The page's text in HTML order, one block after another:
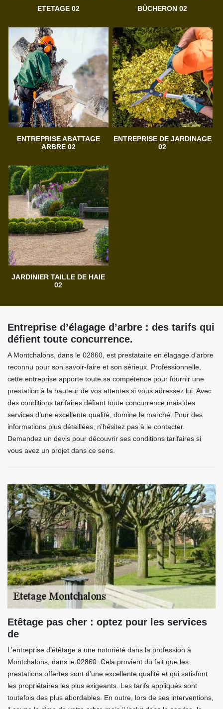
ETETAGE 02 BÛCHERON 02
ENTREPRISE ABATTAGE
ARBRE 02
ENTREPRISE DE JARDINAGE
02
JARDINIER TAILLE DE HAIE
02
Entreprise d’élagage d’arbre : des tarifs qui
défient toute concurrence.
A Montchalons, dans le 02860, est prestataire en élagage d’arbre
reconnu pour son savoir-faire et son sérieux. Professionnelle,
cette entreprise apporte toute sa compétence pour fournir une
prestation à la hauteur de vos attentes si vous adressez lui. Avec
des conditions tarifaires défiant toute concurrence mais des
services d’une excellente qualité, domine le marché. Pour des
informations plus détaillées, n’hésitez pas à le contacter.
Demandez un devis pour découvrir ses conditions tarifaires si
vous avez un projet dans ce sens.
Etêtage pas cher : optez pour les services
de
L’entreprise d’étêtage a une notoriété dans la profession à
Montchalons, dans le 02860. Cela provient du fait que les
prestations offertes sont d’une excellente qualité et qui satisfont
les propriétaires les plus exigeants. Les tarifs appliqués sont
toutefois des plus abordables. En outre, lors de ses interventions,